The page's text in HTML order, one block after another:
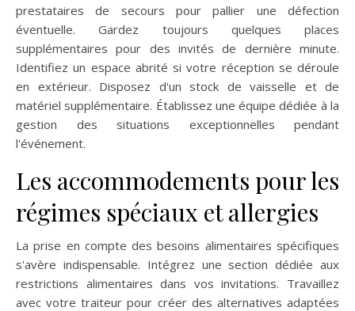
prestataires de secours pour pallier une défection
éventuelle. Gardez toujours quelques places
supplémentaires pour des invités de dernière minute.
Identifiez un espace abrité si votre réception se déroule
en extérieur. Disposez d'un stock de vaisselle et de
matériel supplémentaire. Établissez une équipe dédiée à la
gestion des situations exceptionnelles pendant
l'événement.
Les accommodements pour les
régimes spéciaux et allergies
La prise en compte des besoins alimentaires spécifiques
s'avère indispensable. Intégrez une section dédiée aux
restrictions alimentaires dans vos invitations. Travaillez
avec votre traiteur pour créer des alternatives adaptées